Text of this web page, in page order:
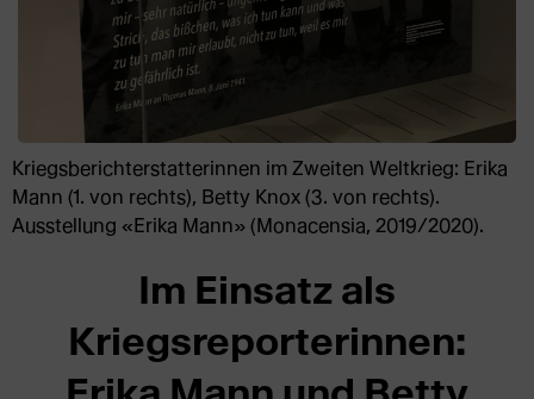
Kriegsberichterstatterinnen im Zweiten Weltkrieg: Erika
Mann (1. von rechts), Betty Knox (3. von rechts).
Ausstellung «Erika Mann» (Monacensia, 2019/2020).
Im Einsatz als
Kriegsreporterinnen: